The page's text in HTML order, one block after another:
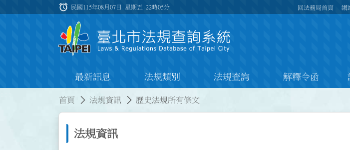
:::
alarm 民國115年08月07日 星期五22時05分 回法務局首頁 網
最新訊息 法規類別 法規查詢 解釋令函
首頁 法規資訊 歷史法規所有條文
法規資訊